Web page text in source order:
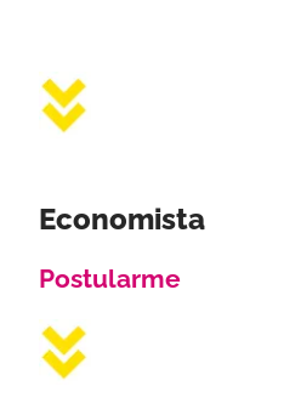
Economista
Postularme